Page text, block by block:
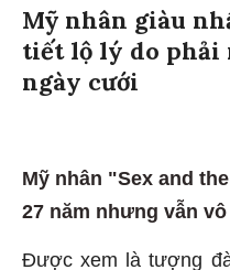
Mỹ nhân giàu
tiết lộ lý do phải
ngày cưới
Mỹ nhân "Sex and
27 năm nhưng vẫn
Được xem là tượng